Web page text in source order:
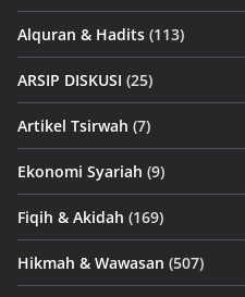
Alquran & Hadits (113)
ARSIP DISKUSI (25)
Artikel Tsirwah (7)
Ekonomi Syariah (9)
Fiqih & Akidah (169)
Hikmah & Wawasan (507)